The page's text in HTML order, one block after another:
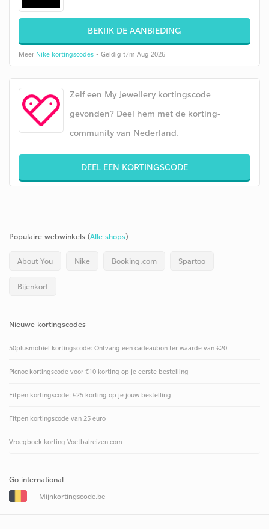
BEKIJK DE AANBIEDING
Meer Nike kortingscodes • Geldig t/m Aug 2026
Zelf een My Jewellery kortingscode
gevonden? Deel hem met de korting-
community van Nederland.
DEEL EEN KORTINGSCODE
Populaire webwinkels (Alle shops)
About You Nike Booking.com Spartoo
Bijenkorf
Nieuwe kortingscodes
50plusmobiel kortingscode: Ontvang een cadeaubon ter waarde van €20
Picnoc kortingscode voor €10 korting op je eerste bestelling
Fitpen kortingscode: €25 korting op je jouw bestelling
Fitpen kortingscode van 25 euro
Vroegboek korting Voetbalreizen.com
Go international
Mijnkortingscode.be